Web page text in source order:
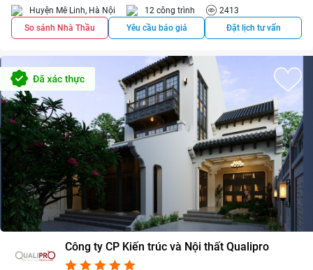
Huyện Mê Linh, Hà Nội 12 công trình
2413
So sánh Nhà Thầu
Yêu cầu báo giá Đặt lịch tư vấn
Công ty CP Kiến trúc và Nội thất Qualipro